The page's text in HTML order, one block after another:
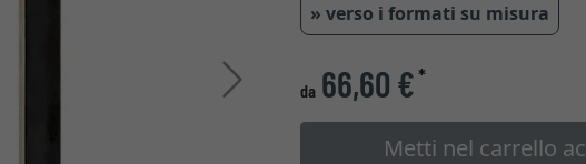
Avanti
» verso i formati su misura
da 66,60 €*
Metti nel carrello